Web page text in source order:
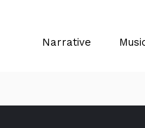
Narrative